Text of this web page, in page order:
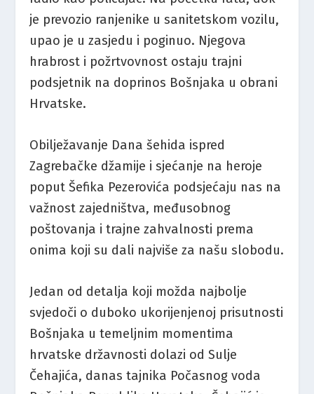
je prevozio ranjenike u sanitetskom vozilu,
upao je u zasjedu i poginuo. Njegova
hrabrost i požrtvovnost ostaju trajni
podsjetnik na doprinos Bošnjaka u obrani
Hrvatske.
Obilježavanje Dana šehida ispred
Zagrebačke džamije i sjećanje na heroje
poput Šefika Pezerovića podsjećaju nas na
važnost zajedništva, međusobnog
poštovanja i trajne zahvalnosti prema
onima koji su dali najviše za našu slobodu.
Jedan od detalja koji možda najbolje
svjedoči o duboko ukorijenjenoj prisutnosti
Bošnjaka u temeljnim momentima
hrvatske državnosti dolazi od Sulje
Čehajića, danas tajnika Počasnog voda